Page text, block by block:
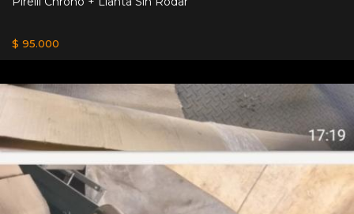
$ 95.000